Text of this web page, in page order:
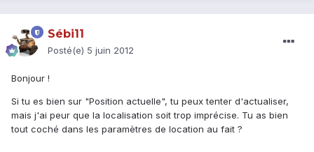
Sébi11
Posté(e) 5 juin 2012
Bonjour !
Si tu es bien sur "Position actuelle", tu peux tenter d'actualiser,
mais j'ai peur que la localisation soit trop imprécise. Tu as bien
tout coché dans les paramètres de location au fait ?